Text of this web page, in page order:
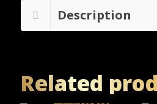
Description
Related